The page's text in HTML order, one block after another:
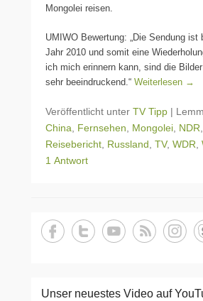
Mongolei reisen.
UMIWO Bewertung: „Die Sendung ist
Jahr 2010 und somit eine
ich mich erinnern kann, sind die
sehr beeindruckend.“ Weiterlesen →
Veröffentlicht unter TV Tipp |
China, Fernsehen, Mongolei, NDR,
Reisebericht, Russland, TV, WDR,
1 Antwort
Unser neuestes Video auf